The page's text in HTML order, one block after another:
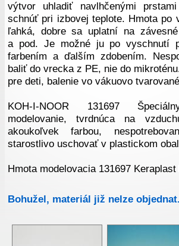
výtvor uhladiť navlhčenými
schnúť pri izbovej teplote. Hmota po
ľahká, dobre sa uplatní na
a pod. Je možné ju po vyschnutí
farbením a ďalším zdobením.
baliť do vrecka z PE, nie do
pre deti, balenie vo vákuovo
KOH-I-NOOR 131697
modelovanie, tvrdnúca na
akoukoľvek farbou,
starostlivo uschovať v plastickom
Hmota modelovacia 131697
Bohužel, materiál již nelze objednat.